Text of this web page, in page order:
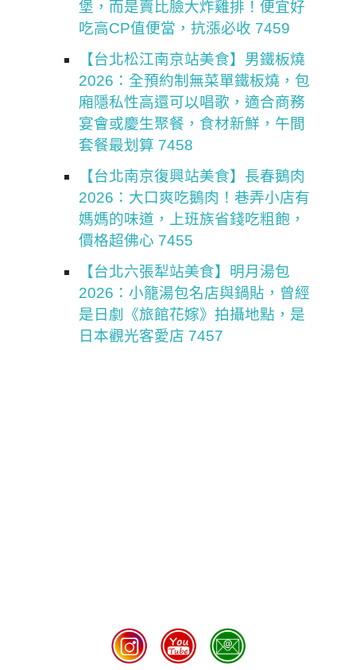
堡，而是賣比臉大炸雞排！便宜好
吃高CP值便當，抗漲必收 7459
【台北松江南京站美食】男鐵板燒
2026：全預約制無菜單鐵板燒，包
廂隱私性高還可以唱歌，適合商務
宴會或慶生聚餐，食材新鮮，午間
套餐最划算 7458
【台北南京復興站美食】長春鵝肉
2026：大口爽吃鵝肉！巷弄小店有
媽媽的味道，上班族省錢吃粗飽，
價格超佛心 7455
【台北六張犁站美食】明月湯包
2026：小籠湯包名店與鍋貼，曾經
是日劇《旅館花嫁》拍攝地點，是
日本觀光客愛店 7457